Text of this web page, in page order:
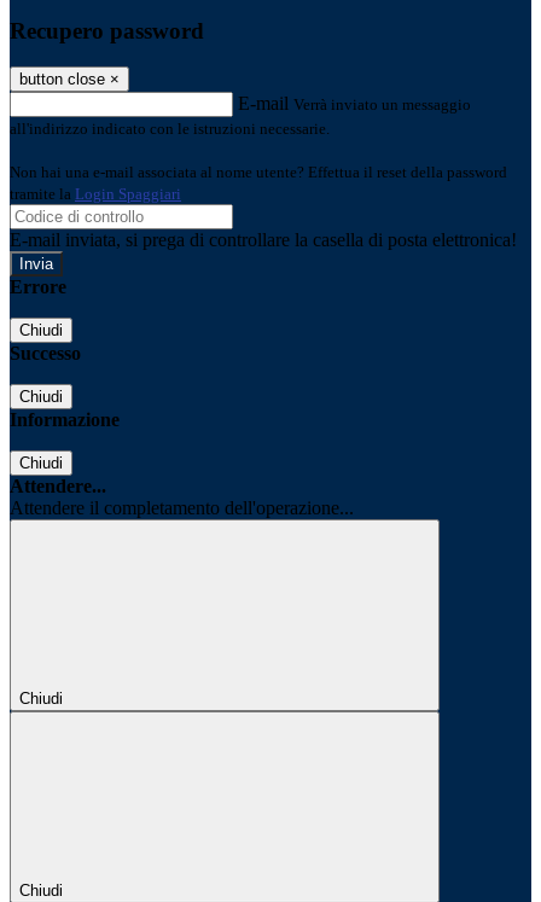
Recupero password
button close ×
E-mail Verrà inviato un messaggio
all'indirizzo indicato con le istruzioni necessarie.
Non hai una e-mail associata al nome utente? Effettua il reset della password
tramite la Login Spaggiari
E-mail inviata, si prega di controllare la casella di posta elettronica!
Errore
Chiudi
Successo
Chiudi
Informazione
Chiudi
Attendere...
Attendere il completamento dell'operazione...
Chiudi
Chiudi